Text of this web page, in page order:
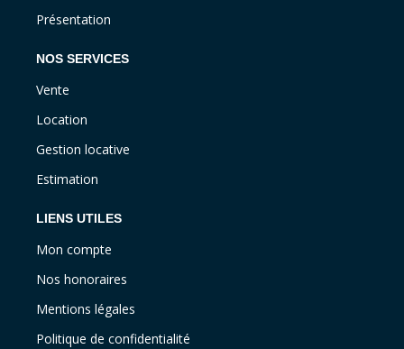
Présentation
NOS SERVICES
Vente
Location
Gestion locative
Estimation
LIENS UTILES
Mon compte
Nos honoraires
Mentions légales
Politique de confidentialité